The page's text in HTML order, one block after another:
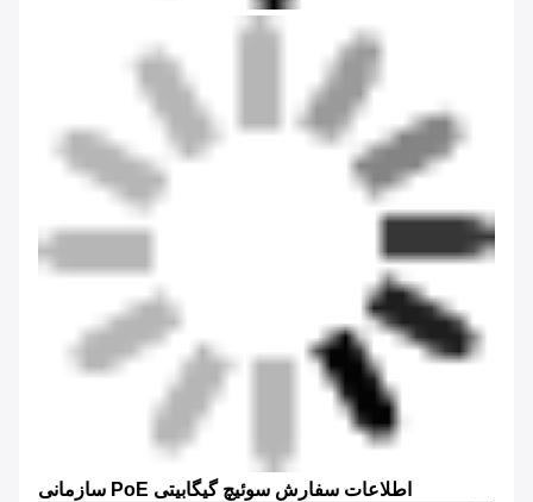
اطلاعات سفارش سوئیچ گیگابیتی PoE سازمانی